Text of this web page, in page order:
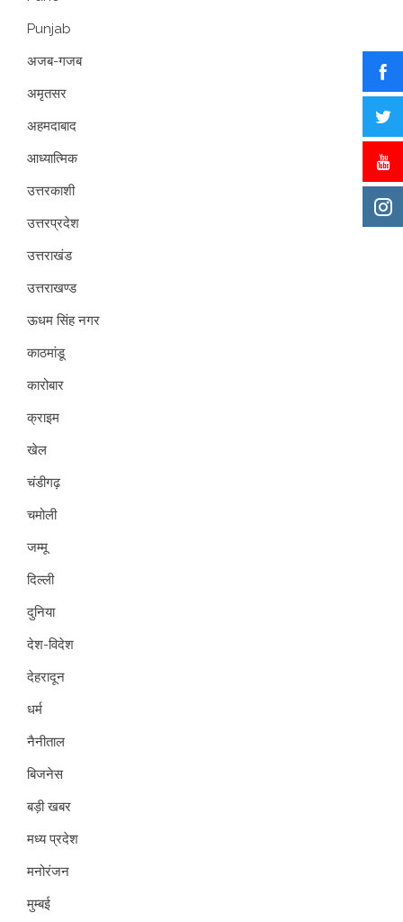
Punjab
अजब-गजब
अमृतसर
अहमदाबाद
आध्यात्मिक
उत्तरकाशी
उत्तरप्रदेश
उत्तराखंड
उत्तराखण्ड
ऊधम सिंह नगर
काठमांडू
कारोबार
क्राइम
खेल
चंडीगढ़
चमोली
जम्मू
दिल्ली
दुनिया
देश-विदेश
देहरादून
धर्म
नैनीताल
बिजनेस
बड़ी खबर
मध्य प्रदेश
मनोरंजन
मुम्बई